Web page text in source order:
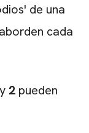
de una
cada
y 2 pueden